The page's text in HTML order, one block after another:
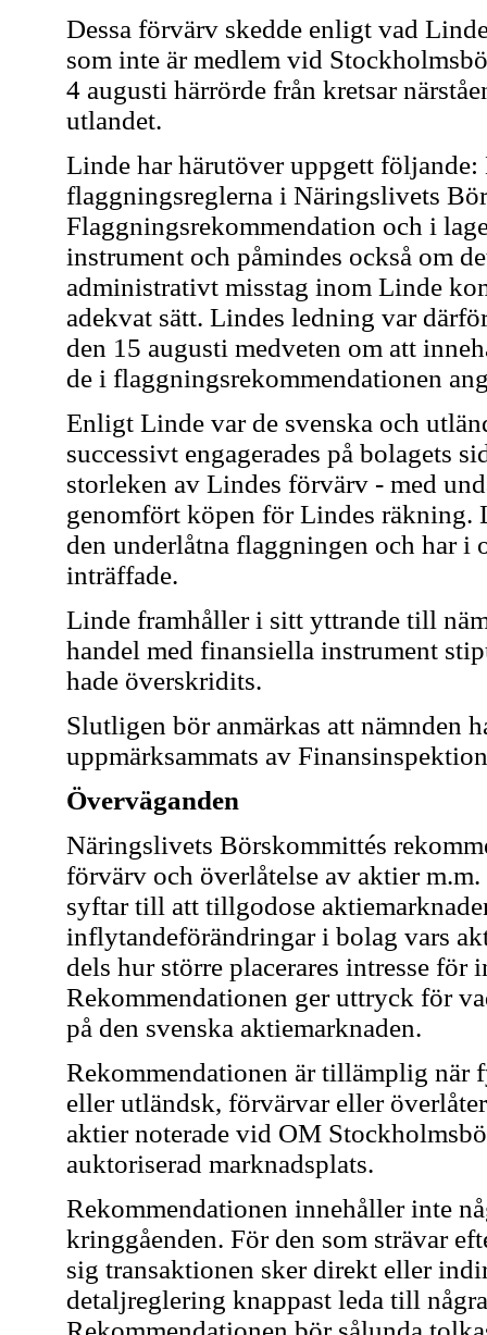
Dessa förvärv skedde enligt vad
som inte är medlem vid
4 augusti härrörde från kretsar
utlandet.
Linde har härutöver uppgett
flaggningsreglerna i Näringslivets
Flaggningsrekommendation och i
instrument och påmindes också om
administrativt misstag inom Linde
adekvat sätt. Lindes ledning var
den 15 augusti medveten om att
de i flaggningsrekommendationen
Enligt Linde var de svenska och
successivt engagerades på bolagets
storleken av Lindes förvärv - med
genomfört köpen för Lindes räkning.
den underlåtna flaggningen och har i
inträffade.
Linde framhåller i sitt yttrande till
handel med finansiella instrument
hade överskridits.
Slutligen bör anmärkas att nämnden
uppmärksammats av
Överväganden
Näringslivets Börskommittés
förvärv och överlåtelse av aktier
syftar till att tillgodose
inflytandeförändringar i bolag vars
dels hur större placerares intresse för
Rekommendationen ger uttryck för
på den svenska aktiemarknaden.
Rekommendationen är tillämplig när
eller utländsk, förvärvar eller
aktier noterade vid OM
auktoriserad marknadsplats.
Rekommendationen innehåller inte
kringgåenden. För den som strävar
sig transaktionen sker direkt eller
detaljreglering knappast leda till